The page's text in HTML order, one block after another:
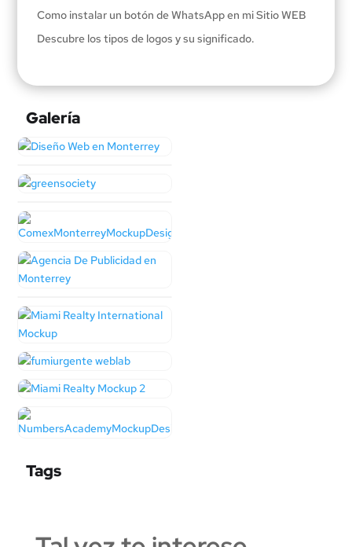
Como instalar un botón de WhatsApp en mi Sitio WEB
Descubre los tipos de logos y su significado.
Galería
Tags